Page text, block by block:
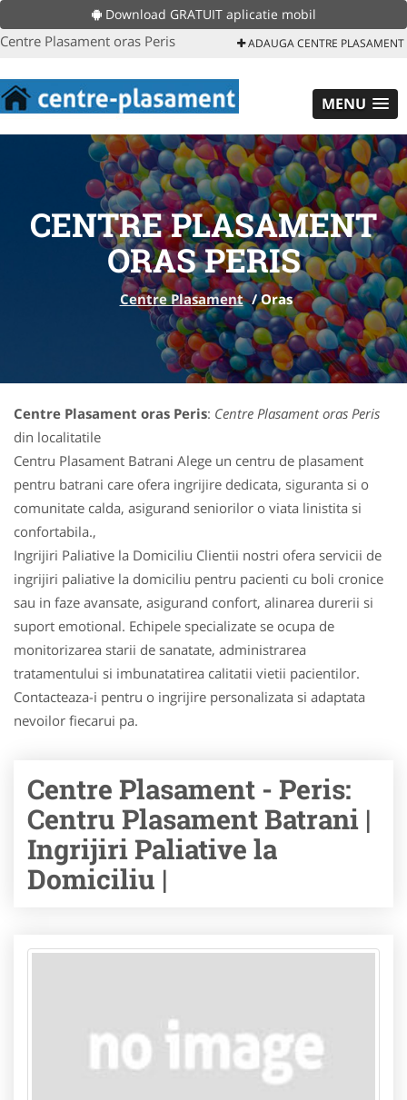
Download GRATUIT aplicatie mobil
Centre Plasament oras Peris ADAUGA CENTRE PLASAMENT
MENU
CENTRE PLASAMENT
ORAS PERIS
Centre Plasament /Oras
Centre Plasament oras Peris: Centre Plasament oras Peris
din localitatile
Centru Plasament Batrani Alege un centru de plasament
pentru batrani care ofera ingrijire dedicata, siguranta si o
comunitate calda, asigurand seniorilor o viata linistita si
confortabila.,
Ingrijiri Paliative la Domiciliu Clientii nostri ofera servicii de
ingrijiri paliative la domiciliu pentru pacienti cu boli cronice
sau in faze avansate, asigurand confort, alinarea durerii si
suport emotional. Echipele specializate se ocupa de
monitorizarea starii de sanatate, administrarea
tratamentului si imbunatatirea calitatii vietii pacientilor.
Contacteaza-i pentru o ingrijire personalizata si adaptata
nevoilor fiecarui pa.
Centre Plasament - Peris:
Centru Plasament Batrani |
Ingrijiri Paliative la
Domiciliu |